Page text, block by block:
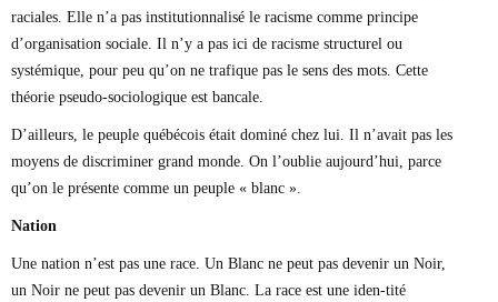
raciales. Elle n’a pas institutionnalisé le racisme comme principe
d’organisation sociale. Il n’y a pas ici de racisme structurel ou
systémique, pour peu qu’on ne trafique pas le sens des mots. Cette
théorie pseudo-sociologique est bancale.
D’ailleurs, le peuple québécois était dominé chez lui. Il n’avait pas les
moyens de discriminer grand monde. On l’oublie aujourd’hui, parce
qu’on le présente comme un peuple « blanc ».
Nation
Une nation n’est pas une race. Un Blanc ne peut pas devenir un Noir,
un Noir ne peut pas devenir un Blanc. La race est une iden-tité